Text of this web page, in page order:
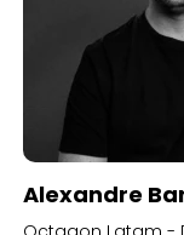
Alexandre